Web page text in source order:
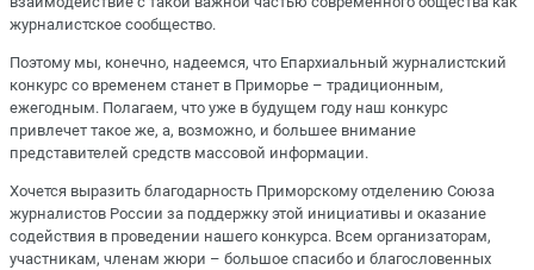
журналистское сообщество.
Поэтому мы, конечно, надеемся, что Епархиальный журналистский
конкурс со временем станет в Приморье – традиционным,
ежегодным. Полагаем, что уже в будущем году наш конкурс
привлечет такое же, а, возможно, и большее внимание
представителей средств массовой информации.
Хочется выразить благодарность Приморскому отделению Союза
журналистов России за поддержку этой инициативы и оказание
содействия в проведении нашего конкурса. Всем организаторам,
участникам, членам жюри – большое спасибо и благословенных